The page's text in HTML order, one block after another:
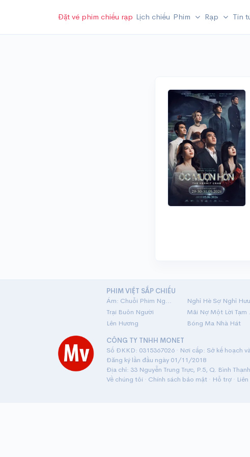
Đặt vé phim chiếu rạp Lịch chiếu Phim Rạp Tin
PHIM VIỆT SẮP CHIẾU
Ám: Chuỗi Phim Ngắn Linh Dị
Nghỉ Hè Sợ Nghỉ Hưu
Trại Buôn Người
Mãi
Lên Hương
Bóng Ma Nhà Hát
CÔNG TY TNHH MONET
Số ĐKKD: 0315367026 · Nơi cấp: Sở kế hoạch
Đăng ký lần đầu ngày 01/11/2018
Địa chỉ: 33 Nguyễn Trung Trực, P.5, Q. Bình
Về chúng tôi · Chính sách bảo mật· Hỗ trợ·